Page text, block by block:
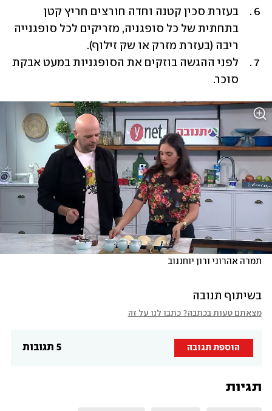
בעזרת סכין קטנה וחדה חורצים חריץ קטן
ריבה (בעזרת מזרק או שק זילוף).
לפני ההגשה בוזקים את הסופגניות במעט אבקת
סוכר.
תמרה אהרוני ורון יוחננוב
בשיתוף תנובה
מצאתם טעות בכתבה? כתבו לנו על זה
5 תגובות הוספת תגובה
תגיות